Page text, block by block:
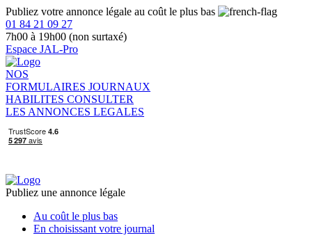
Publiez votre annonce légale au coût le plus bas
01 84 21 09 27
7h00 à 19h00 (non surtaxé)
Espace JAL-Pro
NOS
FORMULAIRES JOURNAUX
HABILITES CONSULTER
LES ANNONCES LEGALES
Publiez une annonce légale
Au coût le plus bas
En choisissant votre journal